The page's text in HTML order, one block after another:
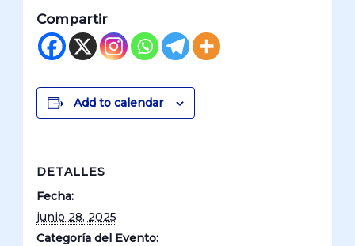
Compartir
Add to calendar
DETALLES
Fecha:
junio 28, 2025
Categoría del Evento: